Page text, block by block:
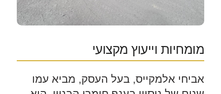
מומחיות וייעוץ מקצועי
אביחי אלמקייס, בעל העסק, מביא עמו